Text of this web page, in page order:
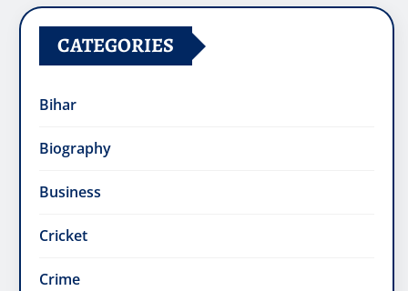
CATEGORIES
Bihar
Biography
Business
Cricket
Crime